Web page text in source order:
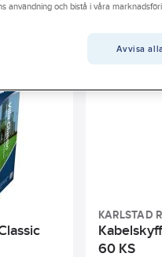
KARLSTAD
60 KS
användning och bistå i våra
Avvisa alla